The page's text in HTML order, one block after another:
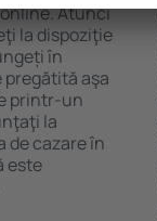
Atunci
la dispoziţie
în
pregătită aşa
printr-un
la
de cazare în
este